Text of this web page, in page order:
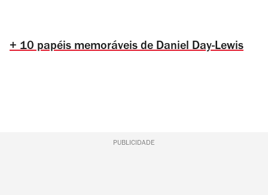
+ 10 papéis memoráveis de Daniel Day-Lewis
PUBLICIDADE